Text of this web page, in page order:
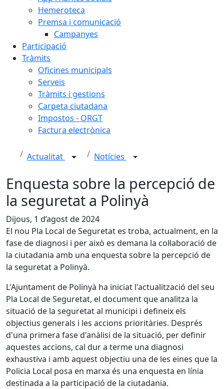
Hemeroteca
Premsa i comunicació
Campanyes
Participació
Tràmits
Oficines municipals
Serveis
Tràmits i gestions
Carpeta ciutadana
Impostos - ORGT
Factura electrònica
Actualitat Notícies
Enquesta sobre la percepció de
la seguretat a Polinyà
Dijous, 1 d’agost de 2024
El nou Pla Local de Seguretat es troba, actualment, en la
fase de diagnosi i per això es demana la col·laboració de
la ciutadania amb una enquesta sobre la percepció de
la seguretat a Polinyà.
L'Ajuntament de Polinyà ha iniciat l'actualització del seu
Pla Local de Seguretat, el document que analitza la
situació de la seguretat al municipi i defineix els
objectius generals i les accions prioritàries. Després
d'una primera fase d'anàlisi de la situació, per definir
aquestes accions, cal dur a terme una diagnosi
exhaustiva i amb aquest objectiu una de les eines que la
Policia Local posa en marxa és una enquesta en línia
destinada a la participació de la ciutadania.